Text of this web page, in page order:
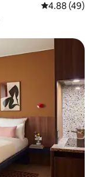
평점 4.88점(5
4.88 (49)